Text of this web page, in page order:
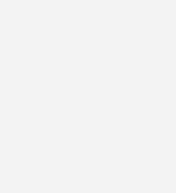
und 70 Sensoren erfassen
in Echtzeit und visualisieren
Wand.
Möglichkeiten, bestehende
mögliche Lösungsansätze in
zu veranschaulichen“,
Sanitärtechnik bei Geberit.
hydraulische Optimierungen auf die